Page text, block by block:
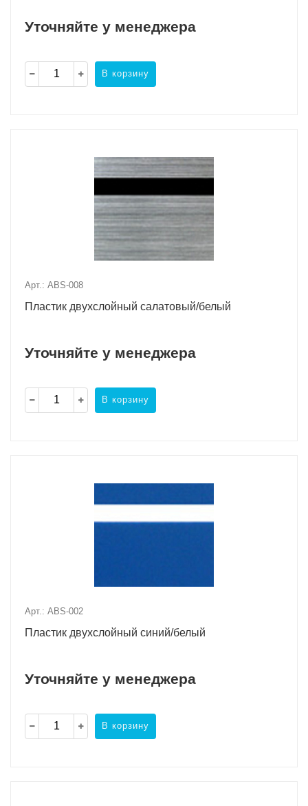
Уточняйте у менеджера
В корзину
Арт.: ABS-008
Пластик двухслойный салатовый/белый
Уточняйте у менеджера
В корзину
Арт.: ABS-002
Пластик двухслойный синий/белый
Уточняйте у менеджера
В корзину